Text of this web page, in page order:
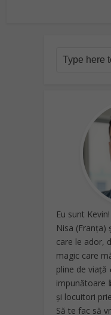
Eu sunt
Nisa (Franța)
care le ador,
magic care
pline de
impunătoare
și locuitori
Să te fac să